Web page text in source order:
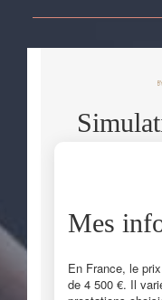
personnalisée de
en toute tranquillité et